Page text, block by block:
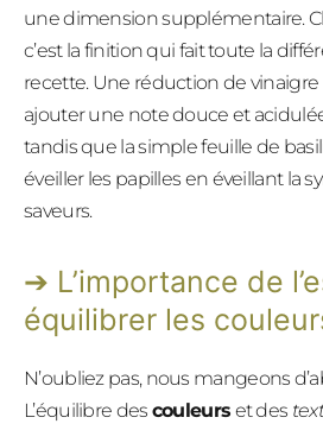
une dimension supplémentaire.
c’est la finition qui fait toute la
recette. Une réduction de
ajouter une note douce et
tandis que la simple feuille de
éveiller les papilles en éveillant la
saveurs.
L’importance de
équilibrer les
N’oubliez pas, nous mangeons
L’équilibre des couleurs et des